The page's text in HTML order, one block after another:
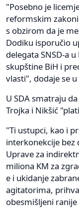
"Posebno je
reformskim
s obzirom da je
Dodiku isporučio
delegata SNSD-a
skupštine BiH i
vlasti", dodaje se
U SDA smatraju
Trojka i Nikšić
"Ti ustupci, kao i
interkonekcije bez
Uprave za
miliona KM za
e i ukidanje
agitatorima,
obesmišljeni